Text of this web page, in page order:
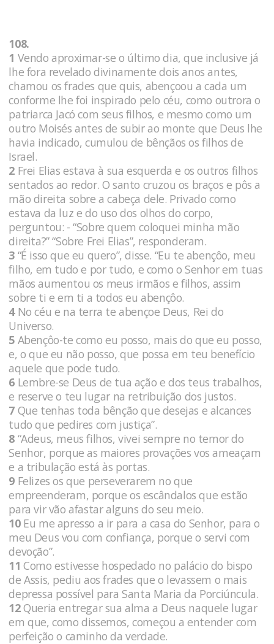
108.
1 Vendo aproximar-se o último dia, que inclusive já
lhe fora revelado divinamente dois anos antes,
chamou os frades que quis, abençoou a cada um
conforme lhe foi inspirado pelo céu, como outrora o
patriarca Jacó com seus filhos, e mesmo como um
outro Moisés antes de subir ao monte que Deus lhe
havia indicado, cumulou de bênçãos os filhos de
Israel.
2 Frei Elias estava à sua esquerda e os outros filhos
sentados ao redor. O santo cruzou os braços e pôs a
mão direita sobre a cabeça dele. Privado como
estava da luz e do uso dos olhos do corpo,
perguntou: - “Sobre quem coloquei minha mão
direita?” “Sobre Frei Elias”, responderam.
3 “É isso que eu quero”, disse. “Eu te abençôo, meu
filho, em tudo e por tudo, e como o Senhor em tuas
mãos aumentou os meus irmãos e filhos, assim
sobre ti e em ti a todos eu abençôo.
4No céu e na terra te abençoe Deus, Rei do
Universo.
5 Abençôo-te como eu posso, mais do que eu posso,
e, o que eu não posso, que possa em teu benefício
aquele que pode tudo.
6 Lembre-se Deus de tua ação e dos teus trabalhos,
e reserve o teu lugar na retribuição dos justos.
7 Que tenhas toda bênção que desejas e alcances
tudo que pedires com justiça”.
8 “Adeus, meus filhos, vivei sempre no temor do
Senhor, porque as maiores provações vos ameaçam
e a tribulação está às portas.
9 Felizes os que perseverarem no que
empreenderam, porque os escândalos que estão
para vir vão afastar alguns do seu meio.
10Eu me apresso a ir para a casa do Senhor, para o
meu Deus vou com confiança, porque o servi com
devoção”.
11 Como estivesse hospedado no palácio do bispo
de Assis, pediu aos frades que o levassem o mais
depressa possível para Santa Maria da Porciúncula.
12Queria entregar sua alma a Deus naquele lugar
em que, como dissemos, começou a entender com
perfeição o caminho da verdade.